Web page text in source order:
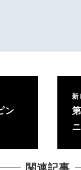
ン
新